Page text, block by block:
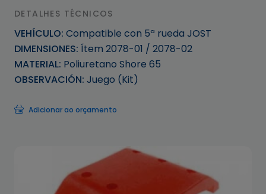
DETALHES TÉCNICOS
VEHÍCULO: Compatible con 5ª rueda JOST
DIMENSIONES: Ítem 2078-01 / 2078-02
MATERIAL: Poliuretano Shore 65
OBSERVACIÓN: Juego (Kit)
Adicionar ao orçamento